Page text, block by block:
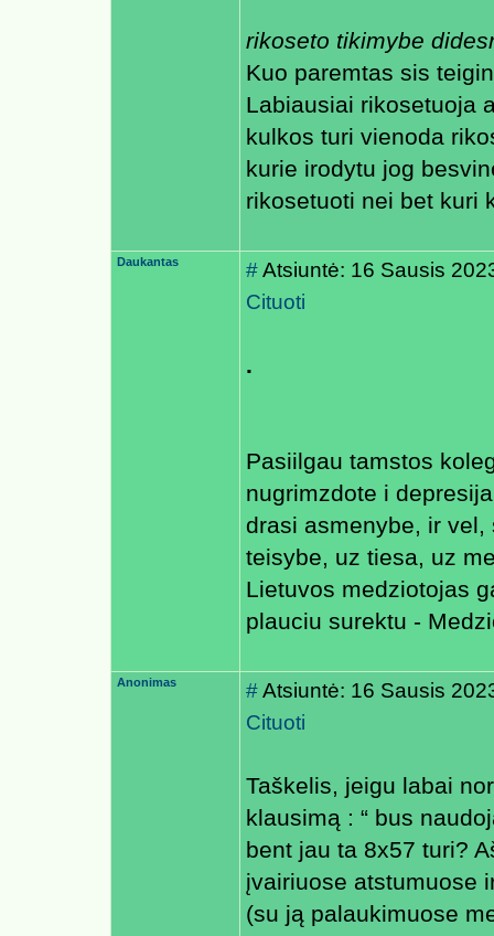
rikoseto tikimybe
Kuo paremtas sis
Labiausiai rikosetuoja
kulkos turi vienoda
kurie irodytu jog
rikosetuoti nei bet kuri
Daukantas #Atsiuntė: 16 Sausis
Cituoti
.
Pasiilgau tamstos
nugrimzdote i
drasi asmenybe, ir
teisybe, uz tiesa, uz
Lietuvos medziotojas
plauciu surektu -
Anonimas #Atsiuntė: 16 Sausis
Cituoti
Taškelis, jeigu labai
klausimą : “ bus
bent jau ta 8x57 turi?
įvairiuose atstumuose
(su ją palaukimuose